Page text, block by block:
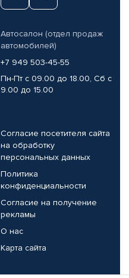
Автосалон (отдел продаж
автомобилей)
+7 949 503-45-55
Пн-Пт с 09.00 до 18.00, Сб с
9.00 до 15.00
Согласие посетителя сайта
на обработку
персональных данных
Политика
конфиденциальности
Согласие на получение
рекламы
О нас
Карта сайта